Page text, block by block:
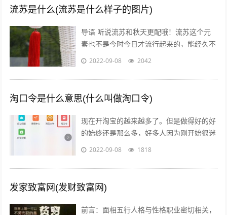
流苏是什么(流苏是什么样子的图片)
导语 听说流苏和秋天更配哦！流苏这个元
素也不是今时今日才流行起来的，能经久不
衰是因为它真的美呆了~踏进9月，秋高气
2022-09-08 2042
淘口令是什么意思(什么叫做淘口令)
现在开淘宝的越来越多了。但是做得好的好
的始终还是那么多，好多人因为刚开始很迷
茫，不知道怎么做，或者做到一半发现没有
2022-09-08 1818
发家致富网(发财致富网)
前言：面相五行人格与性格职业密切相关，